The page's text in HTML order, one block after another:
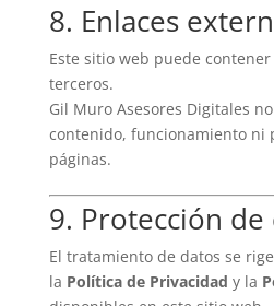
8. Enlaces
Este sitio web puede
terceros.
Gil Muro Asesores Digitales
contenido, funcionamiento ni
páginas.
9. Protección de
El tratamiento de datos se
la Política de Privacidad y la